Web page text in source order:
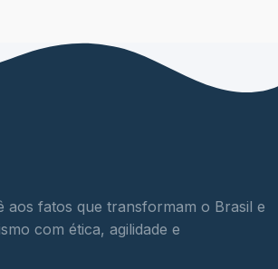
aos fatos que transformam o Brasil e
com ética, agilidade e